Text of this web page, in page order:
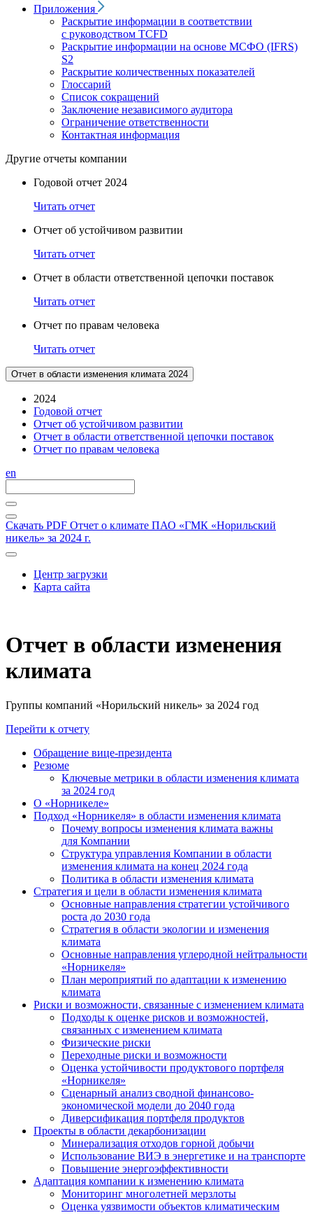
Приложения
Раскрытие информации в соответствии
с руководством TCFD
Раскрытие информации на основе МСФО (IFRS)
S2
Раскрытие количественных показателей
Глоссарий
Список сокращений
Заключение независимого аудитора
Ограничение ответственности
Контактная информация
Другие отчеты компании
Годовой отчет 2024
Читать отчет
Отчет об устойчивом развитии
Читать отчет
Отчет в области ответственной цепочки поставок
Читать отчет
Отчет по правам человека
Читать отчет
Отчет в области изменения климата 2024
2024
Годовой отчет
Отчет об устойчивом развитии
Отчет в области ответственной цепочки поставок
Отчет по правам человека
en
Скачать PDF Отчет о климате ПАО «ГМК «Норильский
никель» за 2024 г.
Центр загрузки
Карта сайта
Отчет в области изменения
климата
Группы компаний «Норильский никель» за 2024 год
Перейти к отчету
Обращение вице-президента
Резюме
Ключевые метрики в области изменения климата
за 2024 год
О «Норникеле»
Подход «Норникеля» в области изменения климата
Почему вопросы изменения климата важны
для Компании
Структура управления Компании в области
изменения климата на конец 2024 года
Политика в области изменения климата
Стратегия и цели в области изменения климата
Основные направления стратегии устойчивого
роста до 2030 года
Стратегия в области экологии и изменения
климата
Основные направления углеродной нейтральности
«Норникеля»
План мероприятий по адаптации к изменению
климата
Риски и возможности, связанные с изменением климата
Подходы к оценке рисков и возможностей,
связанных с изменением климата
Физические риски
Переходные риски и возможности
Оценка устойчивости продуктового портфеля
«Норникеля»
Сценарный анализ сводной финансово-
экономической модели до 2040 года
Диверсификация портфеля продуктов
Проекты в области декарбонизации
Минерализация отходов горной добычи
Использование ВИЭ в энергетике и на транспорте
Повышение энергоэффективности
Адаптация компании к изменению климата
Мониторинг многолетней мерзлоты
Оценка уязвимости объектов климатическим